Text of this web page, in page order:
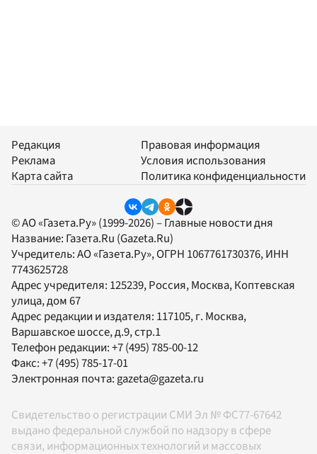
Редакция
Реклама
Карта сайта
Правовая информация
Условия использования
Политика конфиденциальности
© АО «Газета.Ру» (1999-2026) – Главные новости дня
Название: Газета.Ru (Gazeta.Ru)
Учредитель:АО «Газета.Ру», ОГРН 1067761730376, ИНН
7743625728
Адрес учредителя: 125239, Россия, Москва, Коптевская
улица, дом 67
Адрес редакции и издателя: 117105, г. Москва,
Варшавское шоссе, д.9, стр.1
Телефон редакции:+7 (495) 785-00-12
Факс:+7 (495) 785-17-01
Электронная почта:gazeta@gazeta.ru
Свидетельство о регистрации СМИ Эл № ФС77-67642
выдано федеральной службой по надзору в сфере
связи, информационных технологий и массовых